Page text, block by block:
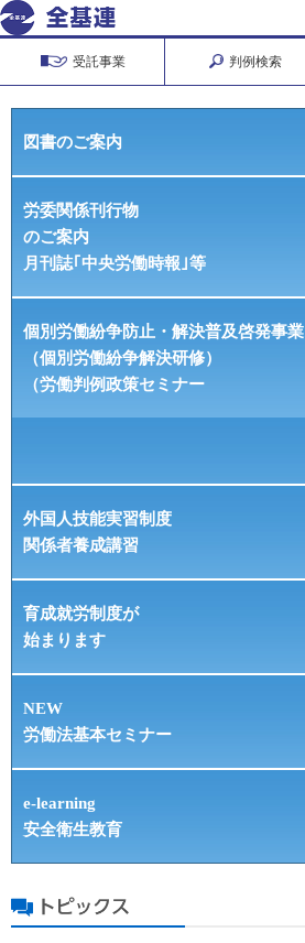
受託事業 判例検索
図書のご案内
労委関係刊行物
のご案内
月刊誌｢中央労働時報｣等
個別労働紛争防止・解決普及啓発事業
（個別労働紛争解決研修）
（労働判例政策セミナー
外国人技能実習制度
関係者養成講習
育成就労制度が
始まります
NEW
労働法基本セミナー
e-learning
安全衛生教育